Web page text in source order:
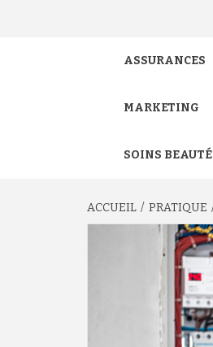
ASSURANCES
MARKETING
SOINS BEAUTÉ
ACCUEIL PRATIQUE